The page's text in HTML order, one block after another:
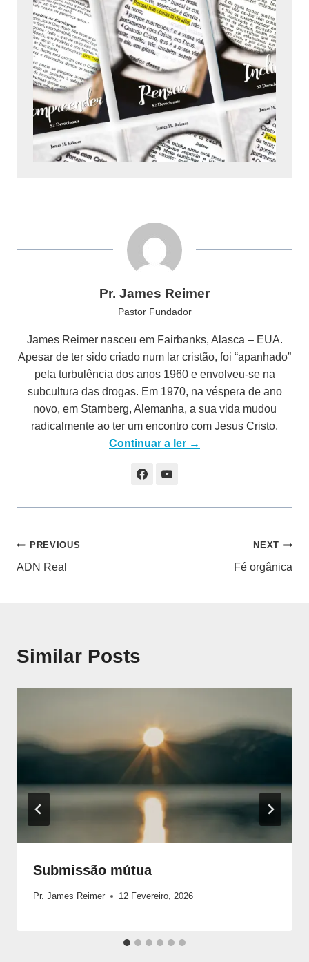
Pr. James Reimer
Pastor Fundador
James Reimer nasceu em Fairbanks, Alasca – EUA.
Apesar de ter sido criado num lar cristão, foi “apanhado”
pela turbulência dos anos 1960 e envolveu-se na
subcultura das drogas. Em 1970, na véspera de ano
novo, em Starnberg, Alemanha, a sua vida mudou
radicalmente ao ter um encontro com Jesus Cristo.
Continuar a ler →
Navegação
de
PREVIOUS
ADN Real
NEXT
Fé orgânica
Similar Posts
Submissão mútua
Pr. James Reimer 12 Fevereiro, 2026